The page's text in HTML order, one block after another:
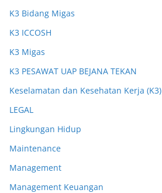
K3 Bidang Migas
K3 ICCOSH
K3 Migas
K3 PESAWAT UAP BEJANA TEKAN
Keselamatan dan Kesehatan Kerja (K3)
LEGAL
Lingkungan Hidup
Maintenance
Management
Management Keuangan